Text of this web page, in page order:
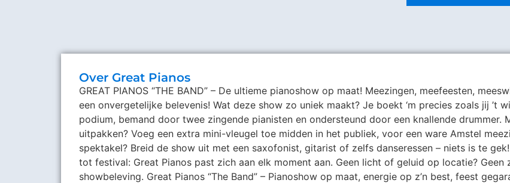
Over Great Pianos
GREAT PIANOS “THE BAND” – De ultieme pianoshow op maat! Meezingen, meefeesten,
een onvergetelijke belevenis! Wat deze show zo uniek maakt? Je boekt ‘m precies zoals jij ’t
podium, bemand door twee zingende pianisten en ondersteund door een knallende drummer.
uitpakken? Voeg een extra mini-vleugel toe midden in het publiek, voor een ware Amstel
spektakel? Breid de show uit met een saxofonist, gitarist of zelfs danseressen – niets is te
tot festival: Great Pianos past zich aan elk moment aan. Geen licht of geluid op locatie?
showbeleving. Great Pianos “The Band” – Pianoshow op maat, energie op z’n best, feest